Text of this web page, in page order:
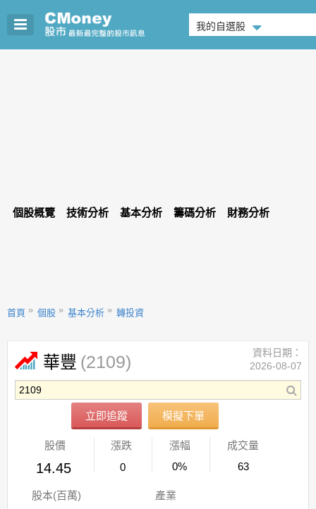
我的自選股
個股概覽 技術分析 基本分析 籌碼分析 財務分析
首頁 個股 基本分析 轉投資
華豐 (2109)
立即追蹤 模擬下單
資料日期：
2026-08-07
股價
14.45
漲跌
0
漲幅
0%
成交量
63
股本(百萬)
產業